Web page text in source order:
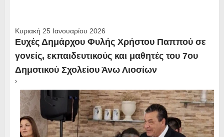
Κυριακή 25 Ιανουαρίου 2026
Ευχές Δημάρχου Φυλής Χρήστου Παππού σε
γονείς, εκπαιδευτικούς και μαθητές του 7ου
Δημοτικού Σχολείου Άνω Λιοσίων
›